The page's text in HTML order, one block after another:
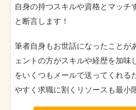
自身の持つスキルや資格とマッチ
と断言します！
筆者自身もお世話になったことが
ェントの方がスキルや経歴を加味
をいくつもメールで送ってくれる
やすく求職に割くリソースも最小